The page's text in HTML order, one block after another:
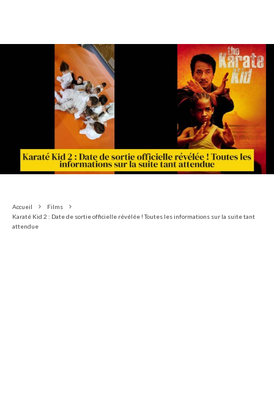
Accueil
Films
Karaté Kid 2 : Date de sortie officielle révélée ! Toutes les informations sur la suite tant
attendue